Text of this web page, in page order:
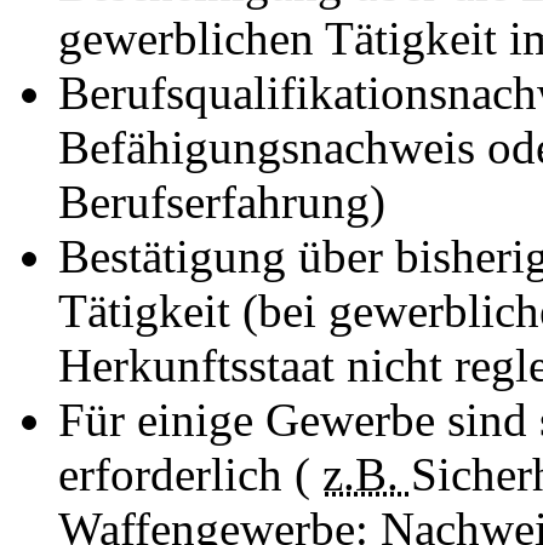
gewerblichen Tätigkeit
Befähigungsnachweis
Berufserfahrung)
Bestätigung über
Tätigkeit (bei
Herkunftsstaat nicht
Für einige Gewerbe
erforderlich ( z.B.
Waffengewerbe: